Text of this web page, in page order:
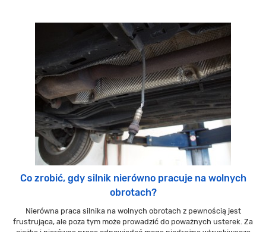
Co zrobić, gdy silnik nierówno pracuje na wolnych
obrotach?
Nierówna praca silnika na wolnych obrotach z pewnością jest
frustrująca, ale poza tym może prowadzić do poważnych usterek. Za